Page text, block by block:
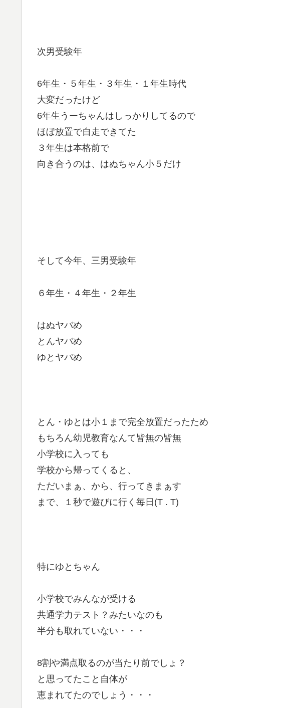
次男受験年
6年生・５年生・３年生・１年生時代
大変だったけど
6年生うーちゃんはしっかりしてるので
ほぼ放置で自走できてた
３年生は本格前で
向き合うのは、はぬちゃん小５だけ
そして今年、三男受験年
６年生・４年生・２年生
はぬヤバめ
とんヤバめ
ゆとヤバめ
とん・ゆとは小１まで完全放置だったため
もちろん幼児教育なんて皆無の皆無
小学校に入っても
学校から帰ってくると、
ただいまぁ、から、行ってきまぁす
まで、１秒で遊びに行く毎日(T . T)
特にゆとちゃん
小学校でみんなが受ける
共通学力テスト？みたいなのも
半分も取れていない・・・
8割や満点取るのが当たり前でしょ？
と思ってたこと自体が
恵まれてたのでしょう・・・